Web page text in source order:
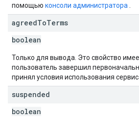
помощью консоли администратора
agreedToTerms
boolean
Только для вывода. Это свойство
пользователь завершил
принял условия использования
suspended
boolean